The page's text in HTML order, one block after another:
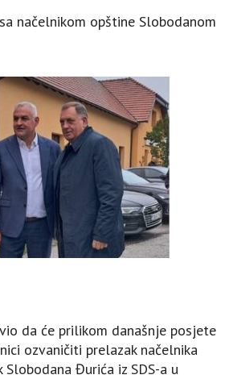
načelnikom opštine Slobodanom
da će prilikom današnje posjete
ozvaničiti prelazak načelnika
Đurića iz SDS-a u